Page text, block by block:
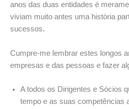
anos das duas entidades é
viviam muito antes uma história
sucessos.
Cumpre-me lembrar estes longos
empresas e das pessoas e fazer
A todos os Dirigentes e Sócios
tempo e as suas competências